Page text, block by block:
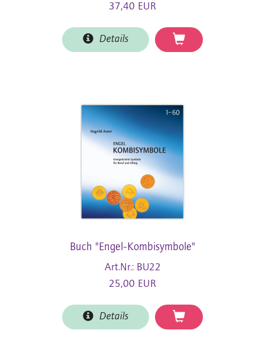
37,40 EUR
Details
Buch "Engel-Kombisymbole"
Art.Nr.: BU22
25,00 EUR
Details